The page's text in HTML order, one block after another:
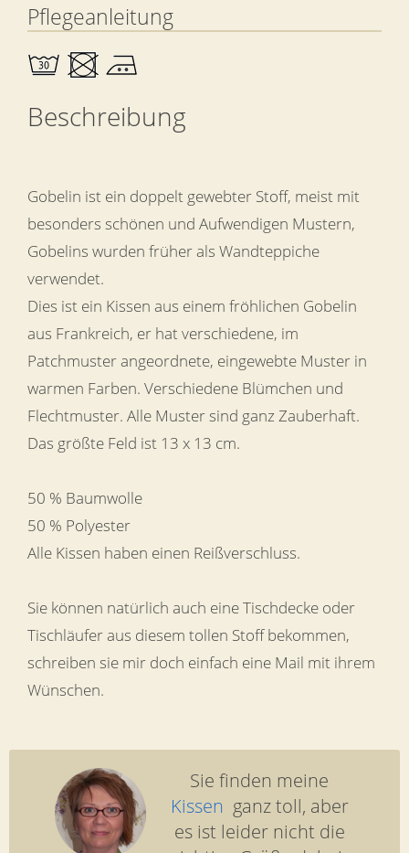
Pflegeanleitung
Beschreibung
Gobelin ist ein doppelt gewebter Stoff, meist mit
besonders schönen und Aufwendigen Mustern,
Gobelins wurden früher als Wandteppiche
verwendet.
Dies ist ein Kissen aus einem fröhlichen Gobelin
aus Frankreich, er hat verschiedene, im
Patchmuster angeordnete, eingewebte Muster in
warmen Farben. Verschiedene Blümchen und
Flechtmuster. Alle Muster sind ganz Zauberhaft.
Das größte Feld ist 13 x 13 cm.
50 % Baumwolle
50 % Polyester
Alle Kissen haben einen Reißverschluss.
Sie können natürlich auch eine Tischdecke oder
Tischläufer aus diesem tollen Stoff bekommen,
schreiben sie mir doch einfach eine Mail mit ihrem
Wünschen.
Sie finden meine
Kissen ganz toll, aber
es ist leider nicht die